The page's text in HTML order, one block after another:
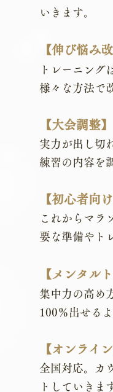
いきます。
【伸び悩み改
トレーニング
様々な方法で
【大会調整
実力が出し切
練習の内容を
【初心者向け
これからマラ
要な準備やト
【メンタル
集中力の高め
100％出せる
【オンライ
全国対応。カ
トしていきま